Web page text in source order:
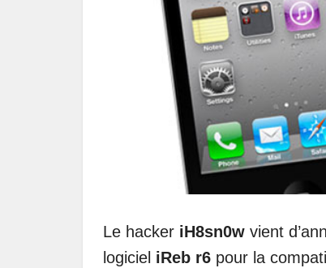
Le hacker iH8sn0w vient
logiciel iReb r6 pour la